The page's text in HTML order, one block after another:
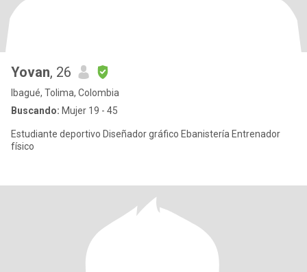
Yovan, 26
Ibagué, Tolima, Colombia
Buscando: Mujer 19 - 45
Estudiante deportivo Diseñador gráfico Ebanistería Entrenador
físico